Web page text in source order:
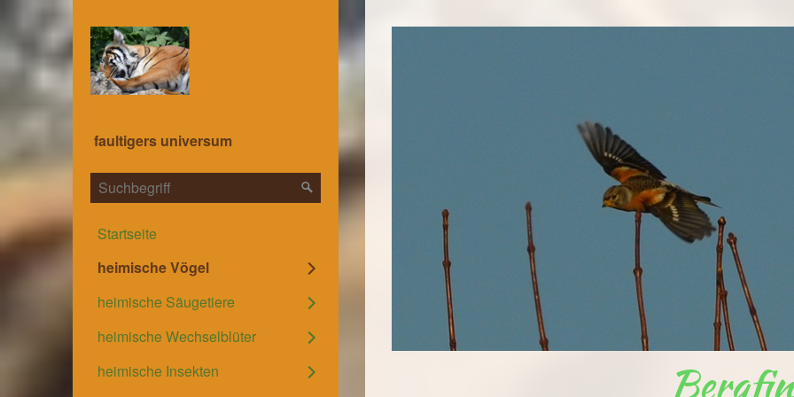
faultigers universum
Startseite
heimische Vögel
heimische Säugetiere
heimische Wechselblüter
heimische Insekten